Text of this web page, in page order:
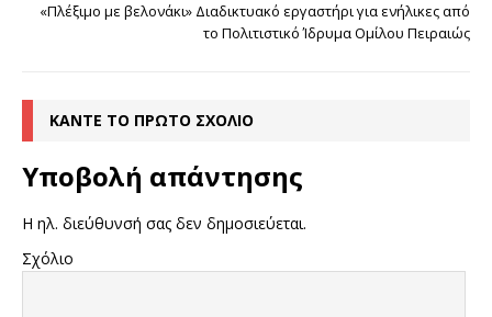
«Πλέξιμο με βελονάκι» Διαδικτυακό εργαστήρι για ενήλικες από
το Πολιτιστικό Ίδρυμα Ομίλου Πειραιώς
ΚΆΝΤΕ ΤΟ ΠΡΏΤΟ ΣΧΌΛΙΟ
Υποβολή απάντησης
Η ηλ. διεύθυνσή σας δεν δημοσιεύεται.
Σχόλιο